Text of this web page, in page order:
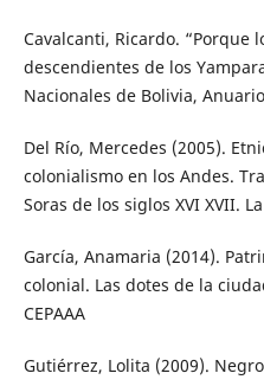
Cavalcanti, Ricardo. “Porque
descendientes de los
Nacionales de Bolivia,
Del Río, Mercedes (2005).
colonialismo en los Andes.
Soras de los siglos XVI XVII.
García, Anamaria (2014).
colonial. Las dotes de la
CEPAAA
Gutiérrez, Lolita (2009).